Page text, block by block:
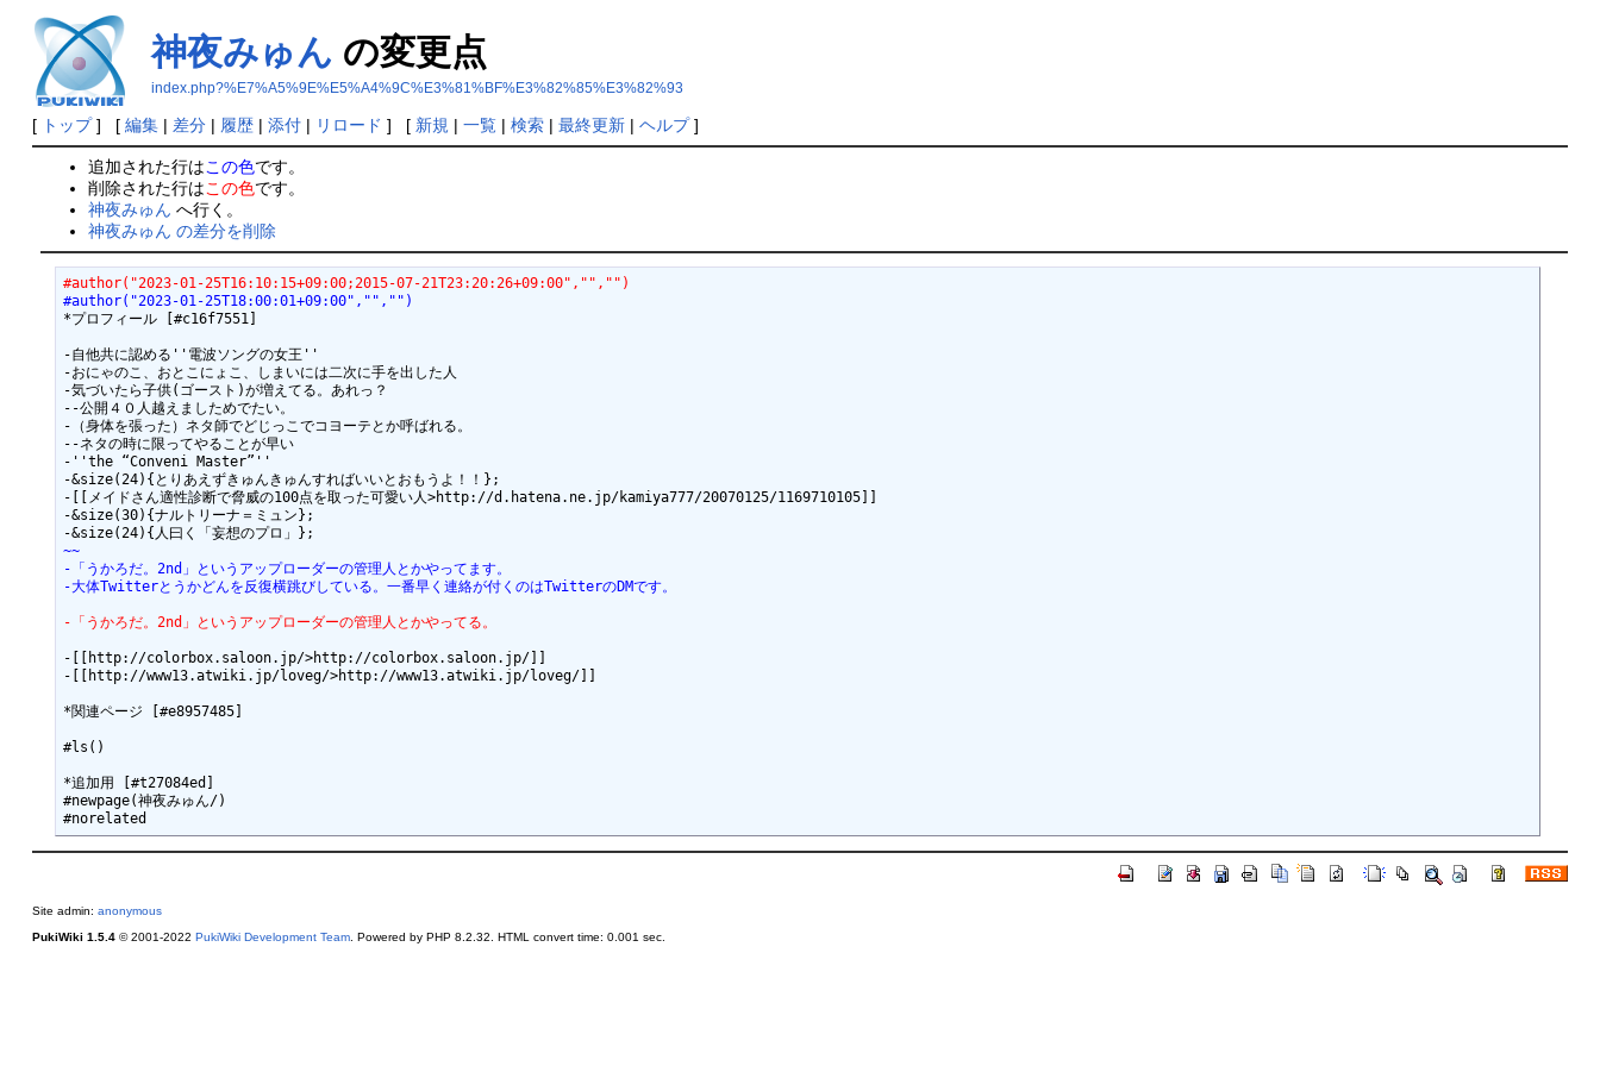
神夜みゅん の変更点
index.php?%E7%A5%9E%E5%A4%9C%E3%81%BF%E3%82%85%E3%82%93
[ トップ] [ 編集| 差分| 履歴| 添付| リロード ] [ 新規 | 一覧| 検索| 最終更新| ヘルプ]
追加された行はこの色です。
削除された行はこの色です。
神夜みゅん へ行く。
神夜みゅん の差分を削除
#author("2023-01-25T16:10:15+09:00;2015-07-21T23:20:26+09:00","","")
#author("2023-01-25T18:00:01+09:00","","")
*プロフィール [#c16f7551]
-自他共に認める''電波ソングの女王''
-おにゃのこ、おとこにょこ、しまいには二次に手を出した人
-気づいたら子供(ゴースト)が増えてる。あれっ？
--公開４０人越えましためでたい。
-（身体を張った）ネタ師でどじっこでコヨーテとか呼ばれる。
--ネタの時に限ってやることが早い
-''the “Conveni Master”''
-&size(24){とりあえずきゅんきゅんすればいいとおもうよ！！};
-[[メイドさん適性診断で脅威の100点を取った可愛い人>http://d.hatena.ne.jp/kamiya777/20070125/1169710105]]
-&size(30){ナルトリーナ＝ミュン};
~~
-「うかろだ。2nd」というアップローダーの管理人とかやってます。
-大体Twitterとうかどんを反復横跳びしている。一番早く連絡が付くのはTwitterのDMです。
-「うかろだ。2nd」というアップローダーの管理人とかやってる。
-[[http://colorbox.saloon.jp/>http://colorbox.saloon.jp/]]
-[[http://www13.atwiki.jp/loveg/>http://www13.atwiki.jp/loveg/]]
*関連ページ [#e8957485]
#ls()
*追加用 [#t27084ed]
#newpage(神夜みゅん/)
Site admin: anonymous
PukiWiki 1.5.4© 2001-2022 PukiWiki Development Team. Powered by PHP 8.2.32. HTML convert time: 0.001 sec.